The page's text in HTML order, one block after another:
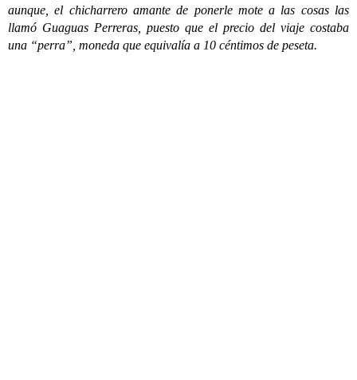
aunque, el chicharrero amante de ponerle mote a las cosas las
llamó Guaguas Perreras, puesto que el precio del viaje costaba
una “perra”, moneda que equivalía a 10 céntimos de peseta.